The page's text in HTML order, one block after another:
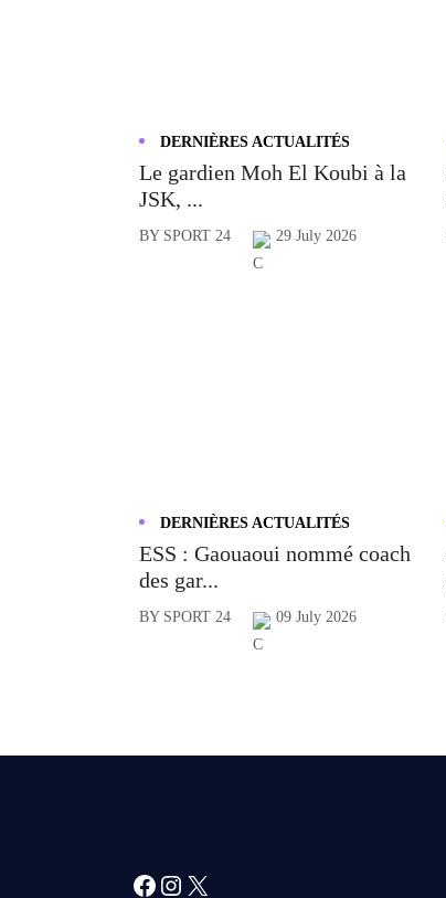
DERNIÈRES ACTUALITÉS
Le gardien Moh El Koubi à la
JSK, ...
BY SPORT 24 29 July 2026
DERNIÈRES ACTUALITÉS
ESS : Gaouaoui nommé coach
des gar...
BY SPORT 24 09 July 2026
Facebook
Instagram
X